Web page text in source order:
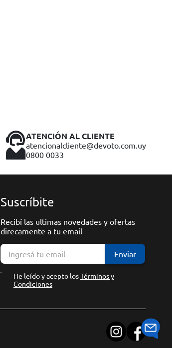
ATENCIÓN AL CLIENTE
atencionalcliente@devoto.com.uy
0800 0033
Suscríbite
Recibí las ultimas novedades y ofertas
direcamente a tu email
Enviar
He leído y acepto losTérminos y
Condiciones